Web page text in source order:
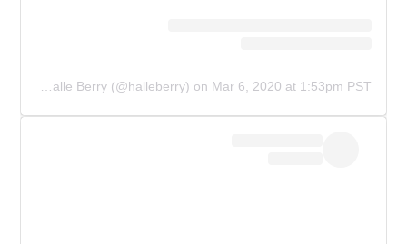
on Mar 6, 2020 at 1:53pm PST